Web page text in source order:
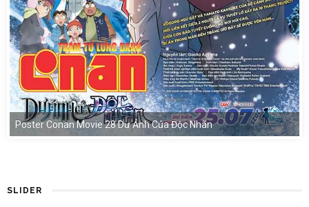
Poster Conan Movie 28 Dư Ảnh Của Độc Nhãn
SLIDER